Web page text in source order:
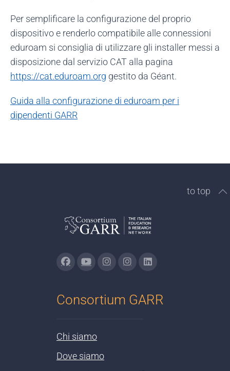
Per semplificare la configurazione del proprio
dispositivo e renderlo compatibile alle connessioni
eduroam si consiglia di utilizzare gli installer messi a
disposizione dal servizio CAT alla pagina
https://cat.eduroam.org gestito da Géant.
Guida alla configurazione di eduroam per i
dipendenti GARR
to top
Consortium GARR
Chi siamo
Dove siamo